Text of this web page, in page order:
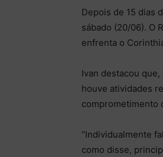
Depois de 15 dias
sábado (20/06). O
enfrenta o
Ivan destacou
houve atividades
comprometimento
“Individualmente
como disse,